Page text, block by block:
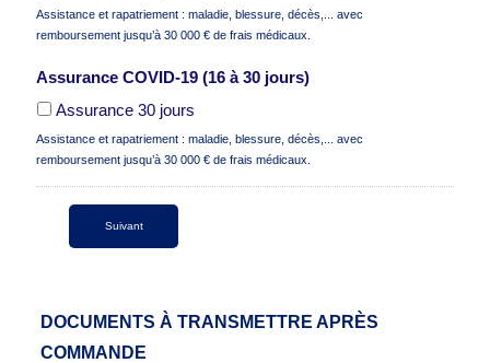
Assistance et rapatriement : maladie, blessure, décès,... avec
remboursement jusqu’à 30 000 € de frais médicaux.
Assurance COVID-19 (16 à 30 jours)
Assurance 30 jours
Assistance et rapatriement : maladie, blessure, décès,... avec
remboursement jusqu’à 30 000 € de frais médicaux.
DOCUMENTS À TRANSMETTRE APRÈS
COMMANDE